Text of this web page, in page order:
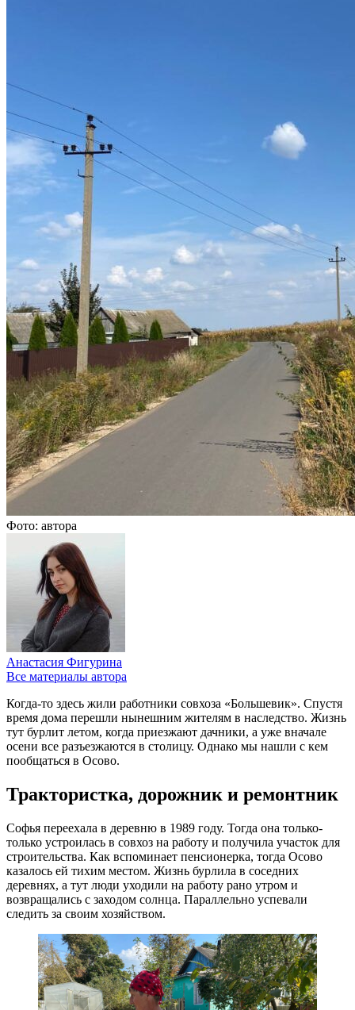
Фото: автора
Анастасия Фигурина
Все материалы автора
Когда-то здесь жили работники совхоза «Большевик». Спустя
время дома перешли нынешним жителям в наследство. Жизнь
тут бурлит летом, когда приезжают дачники, а уже вначале
осени все разъезжаются в столицу. Однако мы нашли с кем
пообщаться в Осово.
Трактористка, дорожник и ремонтник
Софья переехала в деревню в 1989 году. Тогда она только-
только устроилась в совхоз на работу и получила участок для
строительства. Как вспоминает пенсионерка, тогда Осово
казалось ей тихим местом. Жизнь бурлила в соседних
деревнях, а тут люди уходили на работу рано утром и
возвращались с заходом солнца. Параллельно успевали
следить за своим хозяйством.